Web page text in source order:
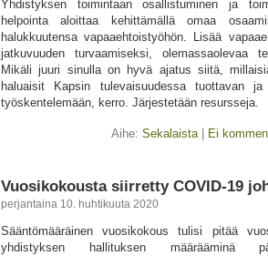
Yhdistyksen toimintaan osallistuminen ja
helpointa aloittaa kehittämällä omaa
halukkuutensa vapaaehtoistyöhön. Lisää
jatkuvuuden turvaamiseksi, olemassaolevaa
Mikäli juuri sinulla on hyvä ajatus siitä,
haluaisit Kapsin tulevaisuudessa tuottavan
työskentelemään, kerro. Järjestetään resursseja.
Aihe: Sekalaista| Ei
Vuosikokousta siirretty COVID-19
perjantaina 10. huhtikuuta 2020
Sääntömääräinen vuosikokous tulisi pitää
yhdistyksen hallituksen määrääminä